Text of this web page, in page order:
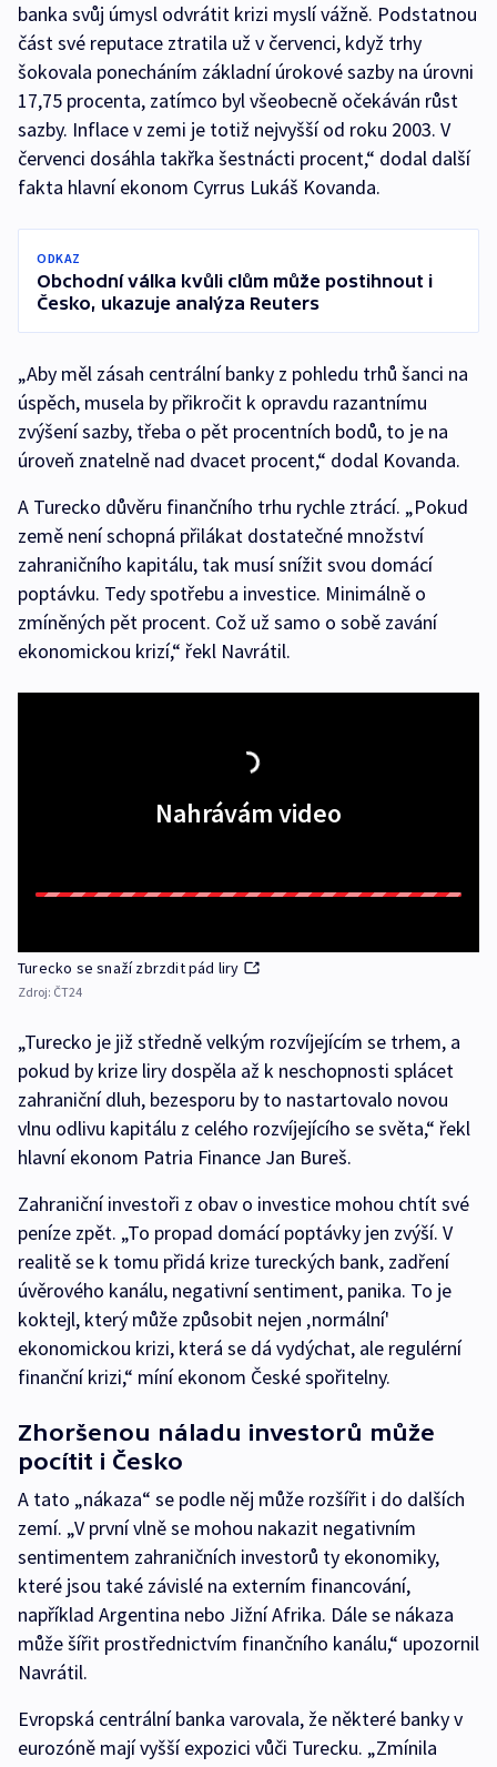
banka svůj úmysl odvrátit krizi myslí vážně. Podstatnou
část své reputace ztratila už v červenci, když trhy
šokovala ponecháním základní úrokové sazby na úrovni
17,75 procenta, zatímco byl všeobecně očekáván růst
sazby. Inflace v zemi je totiž nejvyšší od roku 2003. V
červenci dosáhla takřka šestnácti procent,“ dodal další
fakta hlavní ekonom Cyrrus Lukáš Kovanda.
ODKAZ
Obchodní válka kvůli clům může postihnout i
Česko, ukazuje analýza Reuters
„Aby měl zásah centrální banky z pohledu trhů šanci na
úspěch, musela by přikročit k opravdu razantnímu
zvýšení sazby, třeba o pět procentních bodů, to je na
úroveň znatelně nad dvacet procent,“ dodal Kovanda.
A Turecko důvěru finančního trhu rychle ztrácí. „Pokud
země není schopná přilákat dostatečné množství
zahraničního kapitálu, tak musí snížit svou domácí
poptávku. Tedy spotřebu a investice. Minimálně o
zmíněných pět procent. Což už samo o sobě zavání
ekonomickou krizí,“ řekl Navrátil.
Nahrávám video
Turecko se snaží zbrzdit pád liry
Zdroj: ČT24
„Turecko je již středně velkým rozvíjejícím se trhem, a
pokud by krize liry dospěla až k neschopnosti splácet
zahraniční dluh, bezesporu by to nastartovalo novou
vlnu odlivu kapitálu z celého rozvíjejícího se světa,“ řekl
hlavní ekonom Patria Finance Jan Bureš.
Zahraniční investoři z obav o investice mohou chtít své
peníze zpět. „To propad domácí poptávky jen zvýší. V
realitě se k tomu přidá krize tureckých bank, zadření
úvěrového kanálu, negativní sentiment, panika. To je
koktejl, který může způsobit nejen ‚normální'
ekonomickou krizi, která se dá vydýchat, ale regulérní
finanční krizi,“ míní ekonom České spořitelny.
Zhoršenou náladu investorů může
pocítit i Česko
A tato „nákaza“ se podle něj může rozšířit i do dalších
zemí. „V první vlně se mohou nakazit negativním
sentimentem zahraničních investorů ty ekonomiky,
které jsou také závislé na externím financování,
například Argentina nebo Jižní Afrika. Dále se nákaza
může šířit prostřednictvím finančního kanálu,“ upozornil
Navrátil.
Evropská centrální banka varovala, že některé banky v
eurozóně mají vyšší expozici vůči Turecku. „Zmínila